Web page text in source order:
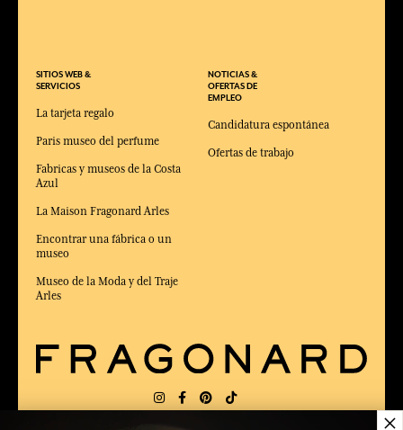
SITIOS WEB &
SERVICIOS
La tarjeta regalo
Paris museo del perfume
Fabricas y museos de la Costa
Azul
La Maison Fragonard Arles
Encontrar una fábrica o un
museo
Museo de la Moda y del Traje
Arles
NOTICIAS &
OFERTAS DE
EMPLEO
Candidatura espontánea
Ofertas de trabajo
×